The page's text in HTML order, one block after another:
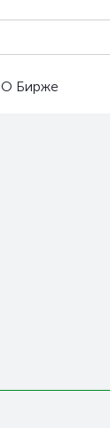
О Бирже